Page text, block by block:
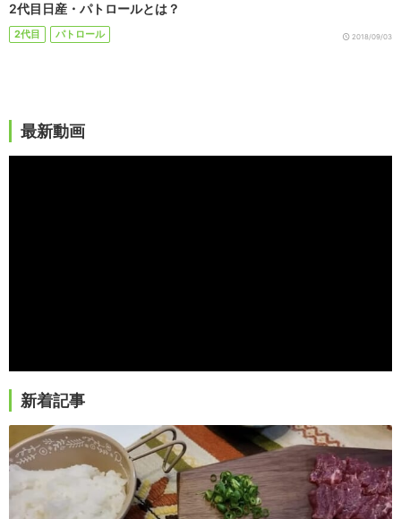
2代目日産・パトロールとは？
2代目 パトロール 2018/09/03
最新動画
新着記事